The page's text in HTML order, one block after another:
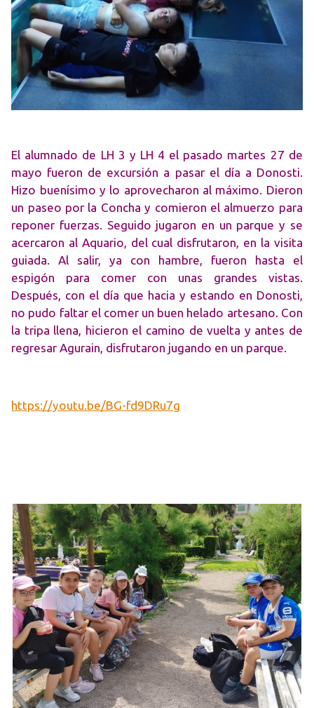
El alumnado de LH 3 y LH 4 el pasado martes 27 de
mayo fueron de excursión a pasar el día a Donosti.
Hizo buenísimo y lo aprovecharon al máximo. Dieron
un paseo por la Concha y comieron el almuerzo para
reponer fuerzas. Seguido jugaron en un parque y se
acercaron al Aquario, del cual disfrutaron, en la visita
guiada. Al salir, ya con hambre, fueron hasta el
espigón para comer con unas grandes vistas.
Después, con el día que hacia y estando en Donosti,
no pudo faltar el comer un buen helado artesano. Con
la tripa llena, hicieron el camino de vuelta y antes de
regresar Agurain, disfrutaron jugando en un parque.
https://youtu.be/BG-fd9DRu7g